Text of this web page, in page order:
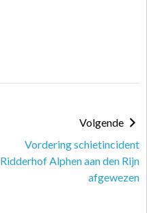
Volgende
Vordering schietincident
Ridderhof Alphen aan den Rijn
afgewezen